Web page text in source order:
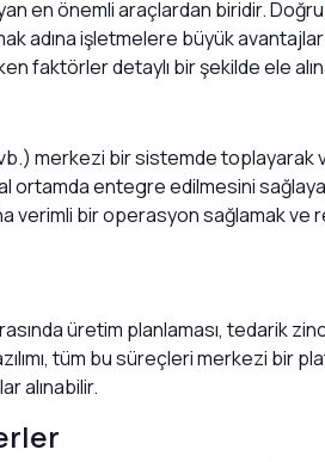
en önemli araçlardan biridir. Doğru
adına işletmelere büyük
faktörler detaylı bir şekilde ele
vb.) merkezi bir sistemde toplayarak
ortamda entegre edilmesini
verimli bir operasyon sağlamak ve
üretim planlaması, tedarik
tüm bu süreçleri merkezi bir
alınabilir.